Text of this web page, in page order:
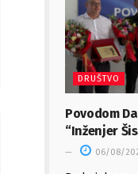
DRUŠTVO
Povodom
“Inženjer
06/08/